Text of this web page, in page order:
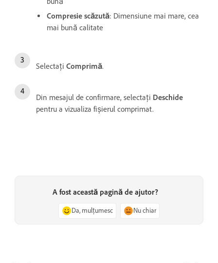
Compresie scăzută: Dimensiune mai mare, cea
mai bună calitate
Selectați Comprimă.
Din mesajul de confirmare, selectați Deschide
pentru a vizualiza fișierul comprimat.
A fost această pagină de ajutor?
Da, mulțumesc Nu chiar